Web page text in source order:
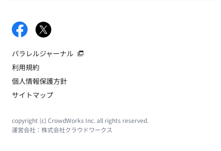
パラレルジャーナル
利用規約
個人情報保護方針
サイトマップ
copyright (c) CrowdWorks Inc. all rights reserved.
運営会社： 株式会社クラウドワークス